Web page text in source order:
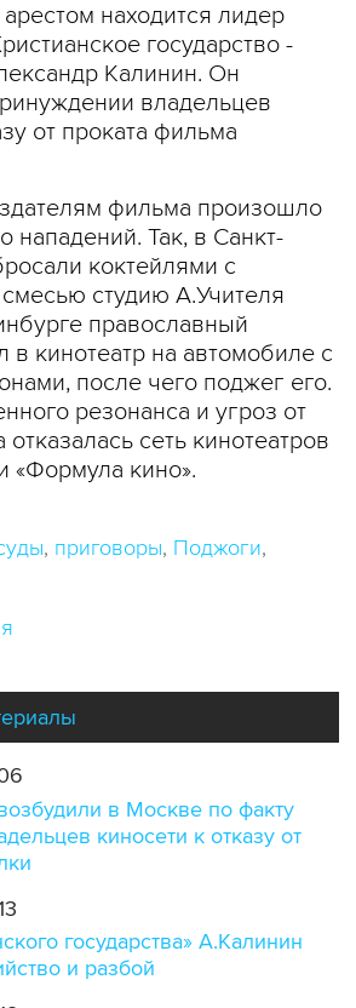
находится лидер
государство -
Калинин. Он
владельцев
от проката фильма
фильма произошло
нападений. Так, в Санкт-
коктейлями с
студию А.Учителя
православный
в кинотеатр на автомобиле с
после чего поджег его.
резонанса и угроз от
сеть кинотеатров
«Формула кино».
приговоры Поджоги
в Москве по факту
киносети к отказу от
государства» А.Калинин
и разбой